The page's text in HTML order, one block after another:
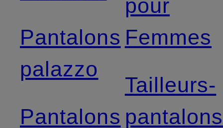
Pantalons
palazzo
Pantalons
pour
Femmes
Tailleurs-
pantalons